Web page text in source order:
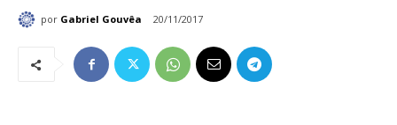
por Gabriel Gouvêa 20/11/2017